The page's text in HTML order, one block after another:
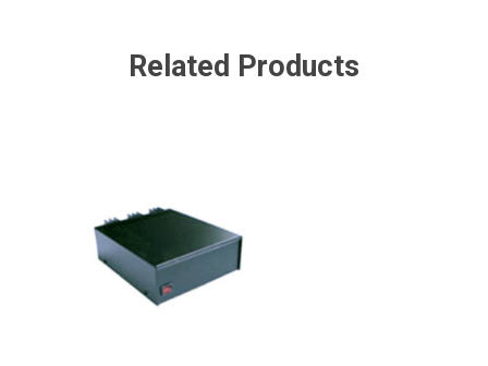
Related Products